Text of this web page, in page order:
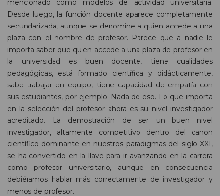
mencionado como modelos de actividad universitaria.
Desde luego, la función docente aparece completamente
secundarizada, aunque se denomine a quien accede a una
plaza con el nombre de profesor. Parece que a nadie le
importa saber que quien accede a una plaza de profesor en
la universidad es buen docente, tiene cualidades
pedagógicas, está formado científica y didácticamente,
sabe trabajar en equipo, tiene capacidad de empatía con
sus estudiantes, por ejemplo. Nada de eso. Lo que importa
en la selección del profesor ahora es su nivel investigador
acreditado. La demostración de ser un buen nivel
investigador, altamente competitivo dentro del canon
científico dominante en nuestros paradigmas del siglo XXI,
se ha convertido en la llave para ir avanzando en la carrera
como profesor universitario, aunque en consecuencia
debiéramos hablar más correctamente de investigador y
menos de profesor.